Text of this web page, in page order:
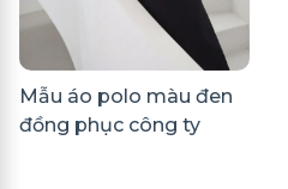
Mẫu áo polo màu đen
đồng phục công ty